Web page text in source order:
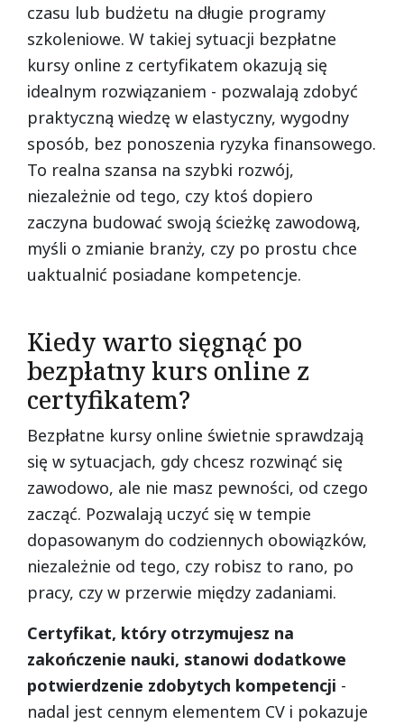
czasu lub budżetu na długie programy
szkoleniowe. W takiej sytuacji bezpłatne
kursy online z certyfikatem okazują się
idealnym rozwiązaniem - pozwalają zdobyć
praktyczną wiedzę w elastyczny, wygodny
sposób, bez ponoszenia ryzyka finansowego.
To realna szansa na szybki rozwój,
niezależnie od tego, czy ktoś dopiero
zaczyna budować swoją ścieżkę zawodową,
myśli o zmianie branży, czy po prostu chce
uaktualnić posiadane kompetencje.
Kiedy warto sięgnąć po
bezpłatny kurs online z
certyfikatem?
Bezpłatne kursy online świetnie sprawdzają
się w sytuacjach, gdy chcesz rozwinąć się
zawodowo, ale nie masz pewności, od czego
zacząć. Pozwalają uczyć się w tempie
dopasowanym do codziennych obowiązków,
niezależnie od tego, czy robisz to rano, po
pracy, czy w przerwie między zadaniami.
Certyfikat, który otrzymujesz na
zakończenie nauki, stanowi dodatkowe
potwierdzenie zdobytych kompetencji -
nadal jest cennym elementem CV i pokazuje